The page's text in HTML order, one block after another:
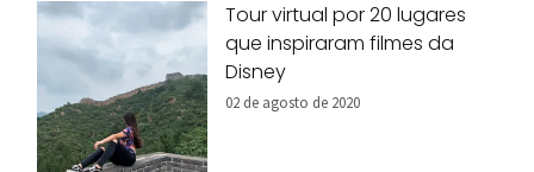
Tour virtual por 20 lugares
que inspiraram filmes da
Disney
02 de agosto de 2020